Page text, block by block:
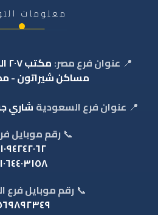
معلومات
📍 عنوان فرع مصر:
مساكن شيراتون -
📍 عنوان فرع السعودية شاري
📞 رقم موبايل
📞 رقم موبايل فرع